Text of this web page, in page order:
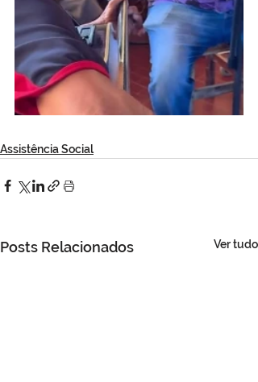
Assistência Social
Posts Relacionados Ver tudo